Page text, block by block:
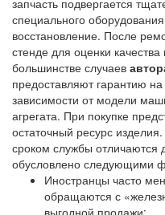
запчасть подвергается
специального
восстановление. После
стенде для оценки
большинстве случаев
предоставляют гарантию
зависимости от модели
агрегата. При покупке
остаточный ресурс
сроком службы отличаются
обусловлено следующими
Иностранцы часто
обращаются с